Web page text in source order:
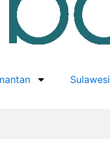
Sulawesi